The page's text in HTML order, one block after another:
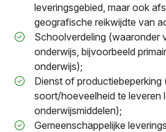
leveringsgebied, maar ook
geografische reikwijdte van
Schoolverdeling (waaronder
onderwijs, bijvoorbeeld
onderwijs);
Dienst of productiebeperking
soort/hoeveelheid te leveren
onderwijsmiddelen);
Gemeenschappelijke